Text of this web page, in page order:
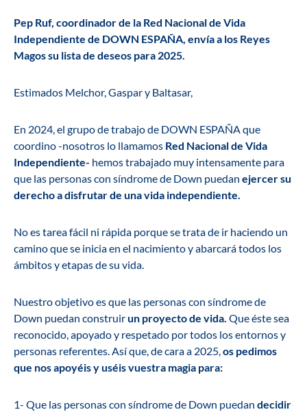
Pep Ruf, coordinador de la Red Nacional de Vida
Independiente de DOWN ESPAÑA, envía a los Reyes
Magos su lista de deseos para 2025.
Estimados Melchor, Gaspar y Baltasar,
En 2024, el grupo de trabajo de DOWN ESPAÑA que
coordino -nosotros lo llamamos Red Nacional de Vida
Independiente- hemos trabajado muy intensamente para
que las personas con síndrome de Down puedan ejercer su
derecho a disfrutar de una vida independiente.
No es tarea fácil ni rápida porque se trata de ir haciendo un
camino que se inicia en el nacimiento y abarcará todos los
ámbitos y etapas de su vida.
Nuestro objetivo es que las personas con síndrome de
Down puedan construirun proyecto de vida. Que éste sea
reconocido, apoyado y respetado por todos los entornos y
personas referentes. Así que, de cara a 2025,os pedimos
que nos apoyéis y uséis vuestra magia para:
1- Que las personas con síndrome de Down puedan decidir